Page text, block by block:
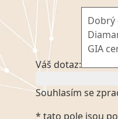
Váš dotaz:
Souhlasím se
Kliknutím na výše
* tato pole jsou